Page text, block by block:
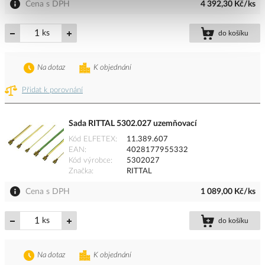
Cena s DPH 4 392,30 Kč/ks
ks do košíku
Přidat k porovnání
K objednání
Na dotaz
Sada RITTAL 5302.027 uzemňovací
Kód ELFETEX
11.389.607
EAN
4028177955332
Kód výrobce
5302027
Značka
RITTAL
Cena s DPH 1 089,00 Kč/ks
ks do košíku
K objednání
Na dotaz